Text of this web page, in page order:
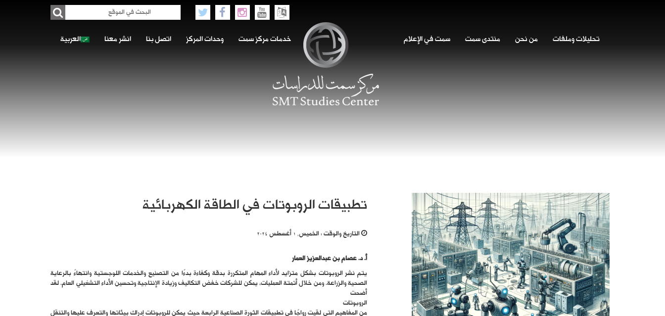
تحليلات وملفات من نحن منتدى سمت سمت في الإعلام خدمات مركز سمت وحدات المركز اتصل بنا انشر معنا العربية
تطبيقات الروبوتات في الطاقة الكهربائية
التاريخ والوقت :الخميس, 1 أغسطس 2024
أ. د. عصام بن عبدالعزيز العمار
يتم نشر الروبوتات بشكل متزايد لأداء المهام المتكررة بدقة وكفاءة بدءًا من التصنيع والخدمات اللوجستية وانتهاءً بالرعاية
الصحية والزراعة. ومن خلال أتمتة العمليات، يمكن للشركات خفض التكاليف وزيادة الإنتاجية وتحسين الأداء التشغيلي العام. لقد
أضحت
الروبوتات
من المفاهيم التي لقيت رواجًا في تطبيقات الثورة الصناعية الرابعة حيث يمكن للروبوتات إدراك بيئاتها والتعرف عليها والتنقل